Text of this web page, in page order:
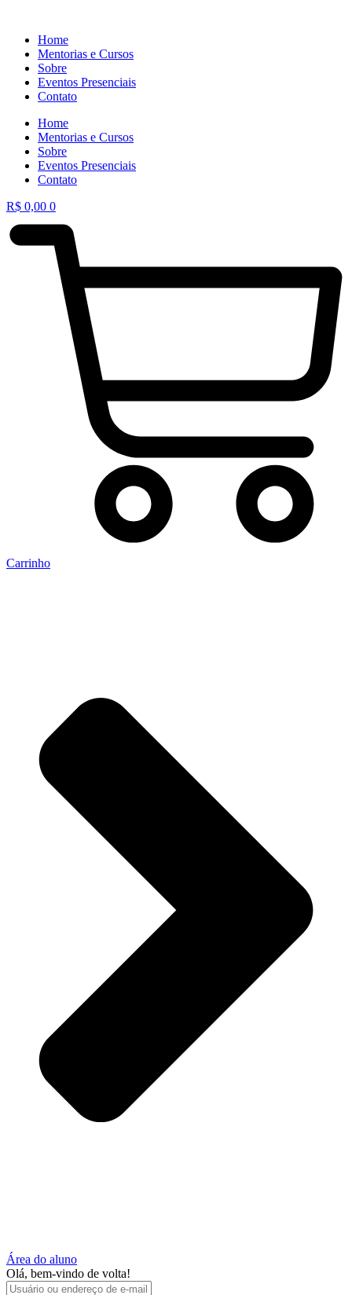
Home
Mentorias e Cursos
Sobre
Eventos Presenciais
Contato
Home
Mentorias e Cursos
Sobre
Eventos Presenciais
Contato
R$ 0,00 0
Carrinho
Área do aluno
Olá, bem-vindo de volta!